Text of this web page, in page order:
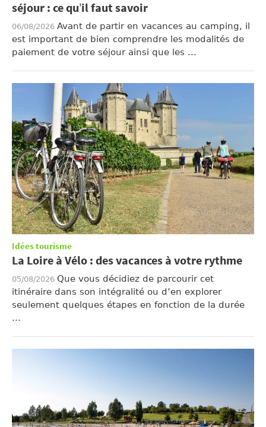
séjour : ce qu’il faut savoir
06/08/2026 Avant de partir en vacances au camping, il
est important de bien comprendre les modalités de
paiement de votre séjour ainsi que les ...
Idées tourisme
La Loire à Vélo : des vacances à votre rythme
05/08/2026 Que vous décidiez de parcourir cet
itinéraire dans son intégralité ou d’en explorer
seulement quelques étapes en fonction de la durée
...